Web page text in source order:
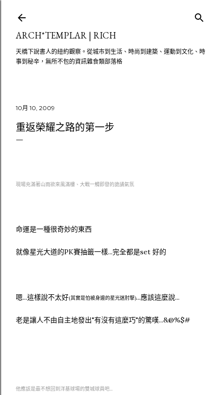
ARCH*TEMPLAR | RICH
天橋下說書人的紐約觀察。從城市到生活、時尚到建築、運動到文化、時
事到秘辛，無所不包的資訊雜食類部落格
10月 10, 2009
重返榮耀之路的第一步
現場充滿著山雨欲來風滿樓、大戰一觸即發的詭譎氣氛
命運是一種很奇妙的東西
就像星光大道的PK賽抽籤一樣...完全都是set 好的
嗯...這樣說不太好(其實是怕被身邊的星光迷肘擊)...應該這麼說...
老是讓人不由自主地發出"有沒有這麼巧"的驚嘆...&@%$#
他應該是最不想回到洋基球場的雙城球員吧...